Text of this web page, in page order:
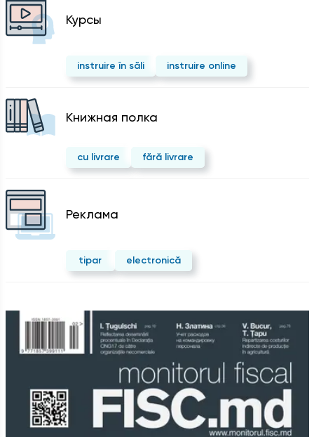
Курсы
instruire în săli instruire online
Kнижная полка
cu livrare fără livrare
Реклама
tipar electronică